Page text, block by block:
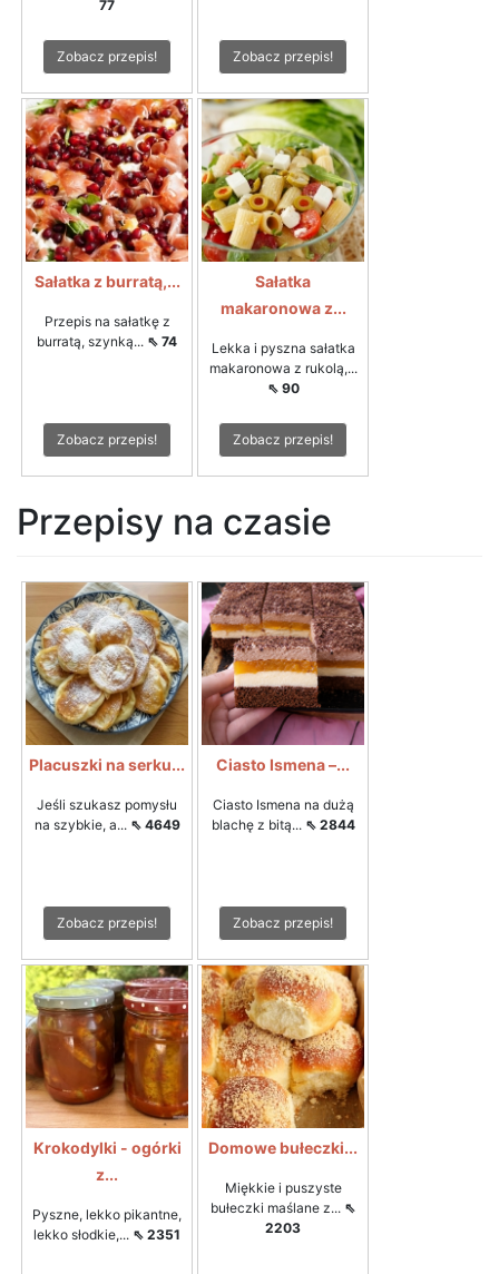
77
Zobacz przepis! Zobacz przepis!
Sałatka z burratą,...
Przepis na sałatkę z
burratą, szynką... ⇖ 74
Zobacz przepis!
Sałatka
makaronowa z...
Lekka i pyszna sałatka
makaronowa z rukolą,...
⇖ 90
Zobacz przepis!
Przepisy na czasie
Placuszki na serku...
Jeśli szukasz pomysłu
na szybkie, a... ⇖ 4649
Zobacz przepis!
Ciasto Ismena –...
Ciasto Ismena na dużą
blachę z bitą... ⇖ 2844
Zobacz przepis!
Krokodylki - ogórki
z...
Pyszne, lekko pikantne,
lekko słodkie,... ⇖ 2351
Domowe bułeczki...
Miękkie i puszyste
bułeczki maślane z... ⇖
2203